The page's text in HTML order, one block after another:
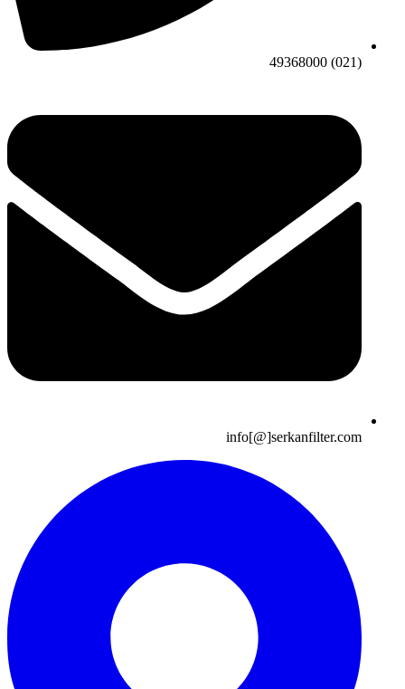
(021) 49368000
info[@]serkanfilter.com